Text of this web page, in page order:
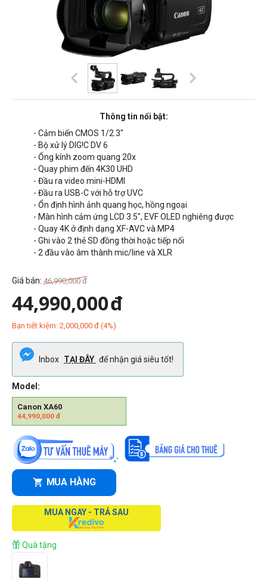
Thông tin nổi bật:
- Cảm biến CMOS 1/2.3"
- Bộ xử lý DIG!C DV 6
- Ống kính zoom quang 20x
- Quay phim đến 4K30 UHD
- Đầu ra video mini-HDMI
- Đầu ra USB-C với hỗ trợ UVC
- Ổn định hình ảnh quang học, hồng ngoại
- Màn hình cảm ứng LCD 3.5", EVF OLED nghiêng được
- Quay 4K ở định dạng XF-AVC và MP4
- Ghi vào 2 thẻ SD đồng thời hoặc tiếp nối
- 2 đầu vào âm thành mic/line và XLR
Giá bán: 46,990,000 đ
44,990,000đ
Bạn tiết kiệm: 2,000,000 đ (4%)
Inbox TẠI ĐÂY để nhận giá siêu tốt!
Model:
Canon XA60
44,990,000 đ
MUA HÀNG
MUA NGAY - TRẢ SAU
Quà tặng